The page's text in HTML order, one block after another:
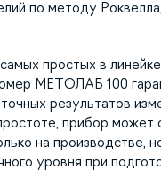
по методу
простых в
МЕТОЛАБ 100
результатов
прибор может
на производстве,
уровня при